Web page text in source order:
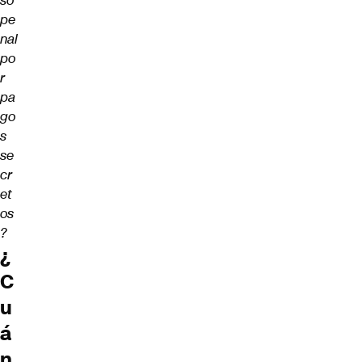
pe
nal
po
r
pa
go
s
se
cr
et
os
?
¿
C
u
á